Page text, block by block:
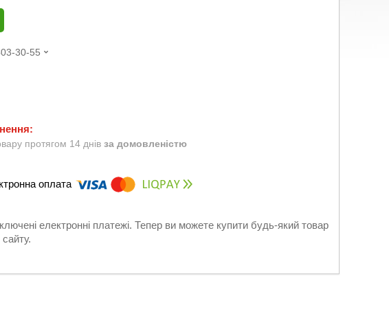
30-55
протягом 14 днів за домовленістю
електронні платежі. Тепер ви можете купити будь-який товар